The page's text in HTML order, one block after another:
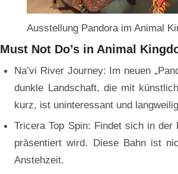
Ausstellung Pandora im Animal
Must Not Do’s in Animal
Na’vi River Journey: Im neuen
dunkle Landschaft, die mit
kurz, ist uninteressant und
Tricera Top Spin: Findet sich in der
präsentiert wird. Diese Bahn ist
Anstehzeit.